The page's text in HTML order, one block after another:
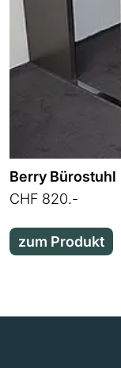
Berry Bürostuhl
CHF 820.-
zum Produkt